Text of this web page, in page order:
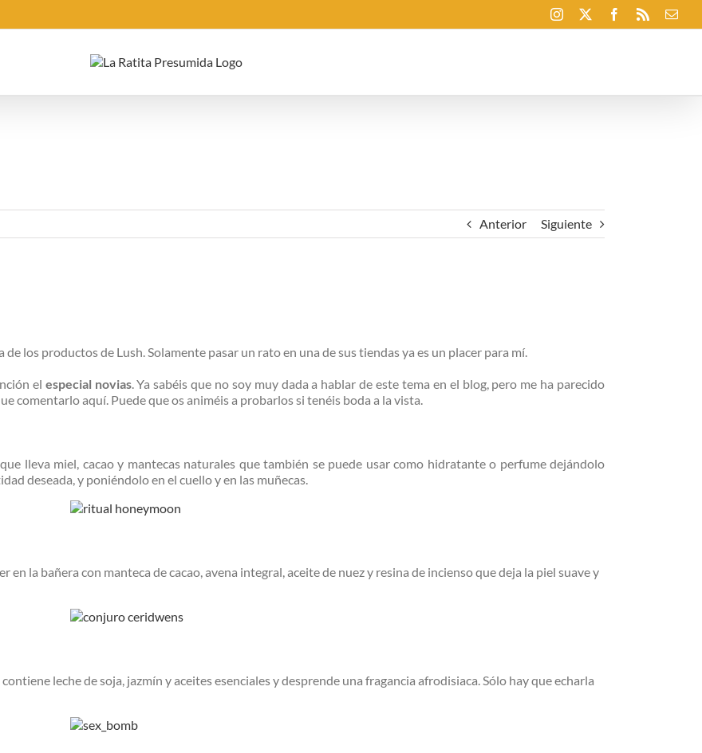
Instagram Facebook
Rss
Anterior Siguiente
de los productos de Lush. Solamente pasar un rato en una de sus tiendas ya es un placer para mí.
el especial novias. Ya sabéis que no soy muy dada a hablar de este tema en el blog, pero me ha parecido
comentarlo aquí. Puede que os animéis a probarlos si tenéis boda a la vista.
lleva miel, cacao y mantecas naturales que también se puede usar como hidratante o perfume dejándolo
deseada, y poniéndolo en el cuello y en las muñecas.
en la bañera con manteca de cacao, avena integral, aceite de nuez y resina de incienso que deja la piel suave y
leche de soja, jazmín y aceites esenciales y desprende una fragancia afrodisiaca. Sólo hay que echarla